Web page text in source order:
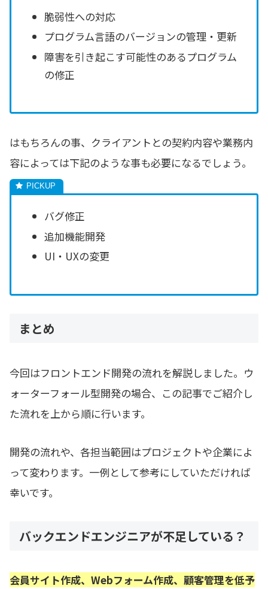
脆弱性への対応
プログラム言語のバージョンの管理・更新
障害を引き起こす可能性のあるプログラム
の修正
はもちろんの事、クライアントとの契約内容や業務内
容によっては下記のような事も必要になるでしょう。
バグ修正
追加機能開発
UI・UXの変更
まとめ
今回はフロントエンド開発の流れを解説しました。ウ
ォーターフォール型開発の場合、この記事でご紹介し
た流れを上から順に行います。
開発の流れや、各担当範囲はプロジェクトや企業によ
って変わります。一例として参考にしていただければ
幸いです。
バックエンドエンジニアが不足している？
会員サイト作成、Webフォーム作成、顧客管理を低予